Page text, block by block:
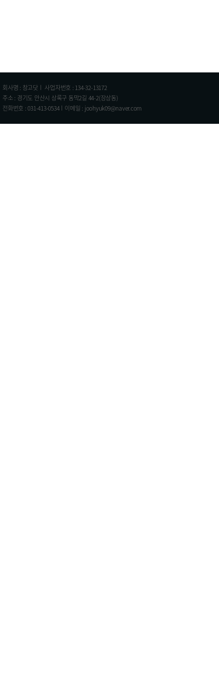
회사명 : 창고닷ㅣ 사업자번호 : 134-32-13172
주소 : 경기도 안산시 상록구 동막2길 44-2(장상동)
전화번호 : 031-413-0534ㅣ이메일 : joohyuk09@naver.com